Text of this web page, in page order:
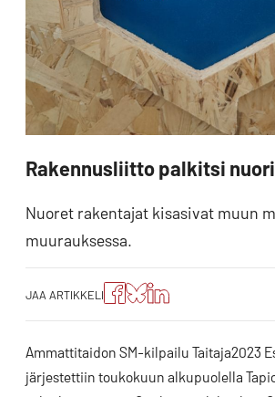
Rakennusliitto palkitsi
Nuoret rakentajat kisasivat muun
muurauksessa.
JAA ARTIKKELI
Jaa
artikkeli
Facebookissa
Jaa
artikkeli
Blueskyssa
Jako:
Jaa
artikkeli
Ammattitaidon SM-kilpailu Taitaja2023
järjestettiin toukokuun alkupuolella